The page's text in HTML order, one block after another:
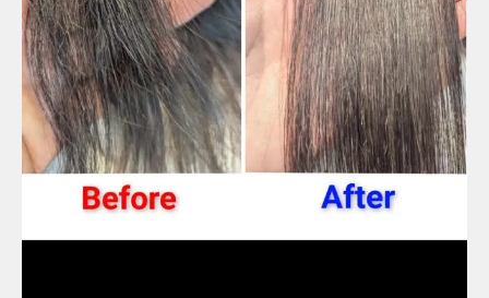
切る前に考えたいビビリ毛を救う選択肢
切らずにビビリ毛を修復できる方法比較表
パラゴンヘアーが提案する救済テクニック
切るしかないと言われた時の対処法
失敗からの復活を目指す正しい選択
諦めないための相談先チェックポイント
ダメージ毛を自然なツヤ髪へ導くプロの知恵